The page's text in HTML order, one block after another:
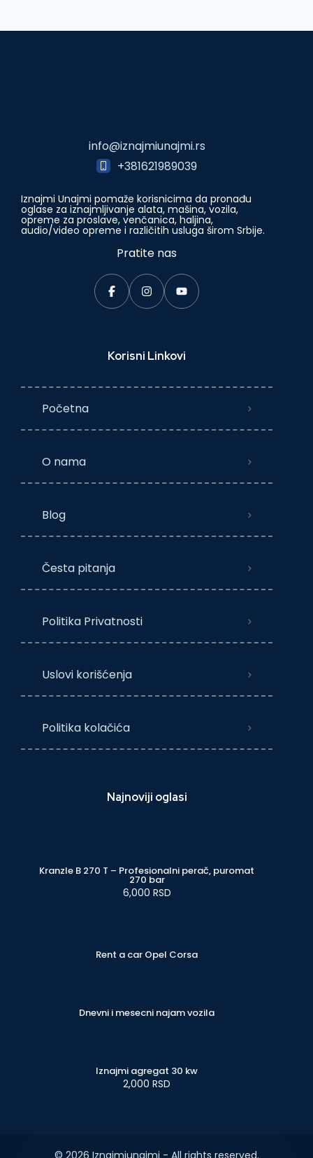
info@iznajmiunajmi.rs
+381621989039
Iznajmi Unajmi pomaže korisnicima da pronađu
oglase za iznajmljivanje alata, mašina, vozila,
opreme za proslave, venčanica, haljina,
audio/video opreme i različitih usluga širom Srbije.
Pratite nas
Korisni Linkovi
Početna
O nama
Blog
Česta pitanja
Politika Privatnosti
Uslovi korišćenja
Politika kolačića
Najnoviji oglasi
Kranzle B 270 T – Profesionalni perač, puromat
270 bar
6,000 RSD
Rent a car Opel Corsa
Dnevni i mesecni najam vozila
Iznajmi agregat 30 kw
2,000 RSD